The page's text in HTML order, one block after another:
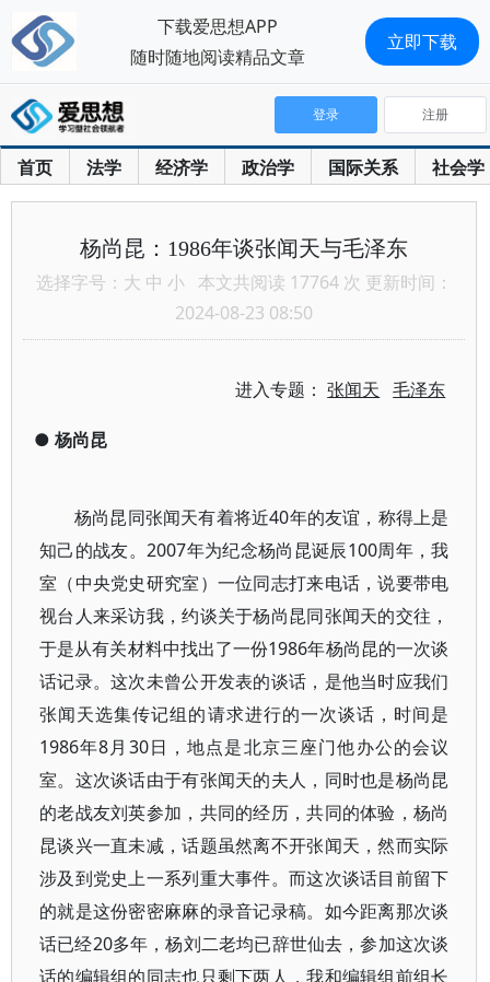
首页 法学 经济学 政治学 国际关系 社会学
登录 注册
杨尚昆：1986年谈张闻天与毛泽东
选择字号： 大 中 小 本文共阅读 17764 次 更新时间：
2024-08-23 08:50
进入专题：张闻天 毛泽东
● 杨尚昆
杨尚昆同张闻天有着将近40年的友谊，称得上是
知己的战友。2007年为纪念杨尚昆诞辰100周年，我
室（中央党史研究室）一位同志打来电话，说要带电
视台人来采访我，约谈关于杨尚昆同张闻天的交往，
于是从有关材料中找出了一份1986年杨尚昆的一次谈
话记录。这次未曾公开发表的谈话，是他当时应我们
张闻天选集传记组的请求进行的一次谈话，时间是
1986年8月30日，地点是北京三座门他办公的会议
室。这次谈话由于有张闻天的夫人，同时也是杨尚昆
的老战友刘英参加，共同的经历，共同的体验，杨尚
昆谈兴一直未减，话题虽然离不开张闻天，然而实际
涉及到党史上一系列重大事件。而这次谈话目前留下
的就是这份密密麻麻的录音记录稿。如今距离那次谈
话已经20多年，杨刘二老均已辞世仙去，参加这次谈
话的编辑组的同志也只剩下两人，我和编辑组前组长
下载爱思想APP
随时随地阅读精品文章
立即下载